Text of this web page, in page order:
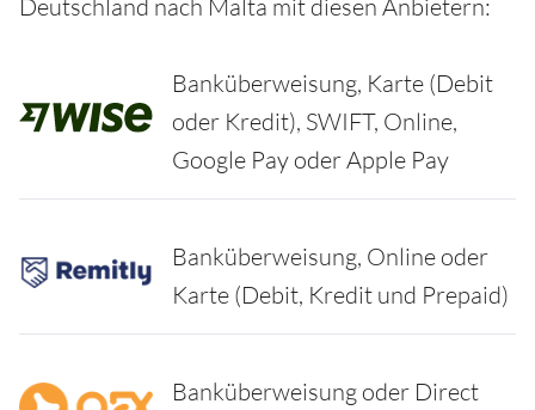
Deutschland nach Malta mit diesen Anbietern:
Banküberweisung, Karte (Debit
oder Kredit), SWIFT, Online,
Google Pay oder Apple Pay
Banküberweisung, Online oder
Karte (Debit, Kredit und Prepaid)
Banküberweisung oder Direct